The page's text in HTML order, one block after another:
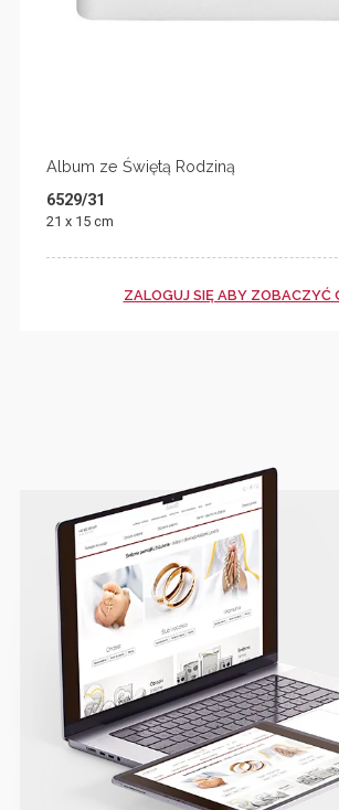
Album ze Świętą Rodziną
6529/31
21 x 15 cm
ZALOGUJ SIĘ ABY ZOBACZYĆ